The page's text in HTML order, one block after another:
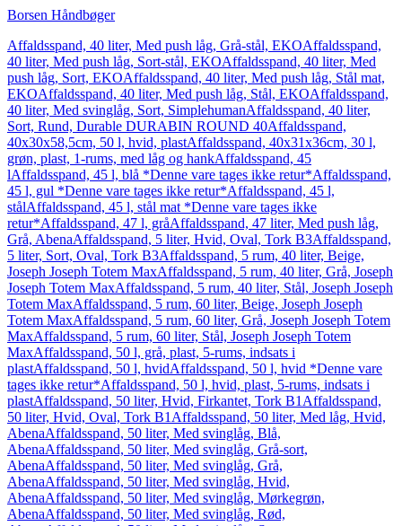
Borsen Håndbøger
Affaldsspand, 40 liter, Med push låg, Grå-stål, EKOAffaldsspand,
40 liter, Med push låg, Sort-stål, EKOAffaldsspand, 40 liter, Med
push låg, Sort, EKOAffaldsspand, 40 liter, Med push låg, Stål mat,
EKOAffaldsspand, 40 liter, Med push låg, Stål, EKOAffaldsspand,
40 liter, Med svinglåg, Sort, SimplehumanAffaldsspand, 40 liter,
Sort, Rund, Durable DURABIN ROUND 40Affaldsspand,
40x30x58,5cm, 50 l, hvid, plastAffaldsspand, 40x31x36cm, 30 l,
grøn, plast, 1-rums, med låg og hankAffaldsspand, 45
lAffaldsspand, 45 l, blå *Denne vare tages ikke retur*Affaldsspand,
45 l, gul *Denne vare tages ikke retur*Affaldsspand, 45 l,
stålAffaldsspand, 45 l, stål mat *Denne vare tages ikke
retur*Affaldsspand, 47 l, gråAffaldsspand, 47 liter, Med push låg,
Grå, AbenaAffaldsspand, 5 liter, Hvid, Oval, Tork B3Affaldsspand,
5 liter, Sort, Oval, Tork B3Affaldsspand, 5 rum, 40 liter, Beige,
Joseph Joseph Totem MaxAffaldsspand, 5 rum, 40 liter, Grå, Joseph
Joseph Totem MaxAffaldsspand, 5 rum, 40 liter, Stål, Joseph Joseph
Totem MaxAffaldsspand, 5 rum, 60 liter, Beige, Joseph Joseph
Totem MaxAffaldsspand, 5 rum, 60 liter, Grå, Joseph Joseph Totem
MaxAffaldsspand, 5 rum, 60 liter, Stål, Joseph Joseph Totem
MaxAffaldsspand, 50 l, grå, plast, 5-rums, indsats i
plastAffaldsspand, 50 l, hvidAffaldsspand, 50 l, hvid *Denne vare
tages ikke retur*Affaldsspand, 50 l, hvid, plast, 5-rums, indsats i
plastAffaldsspand, 50 liter, Hvid, Firkantet, Tork B1 Affaldsspand,
50 liter, Hvid, Oval, Tork B1 Affaldsspand, 50 liter, Med låg, Hvid,
AbenaAffaldsspand, 50 liter, Med svinglåg, Blå,
AbenaAffaldsspand, 50 liter, Med svinglåg, Grå-sort,
AbenaAffaldsspand, 50 liter, Med svinglåg, Grå,
AbenaAffaldsspand, 50 liter, Med svinglåg, Hvid,
AbenaAffaldsspand, 50 liter, Med svinglåg, Mørkegrøn,
AbenaAffaldsspand, 50 liter, Med svinglåg, Rød,